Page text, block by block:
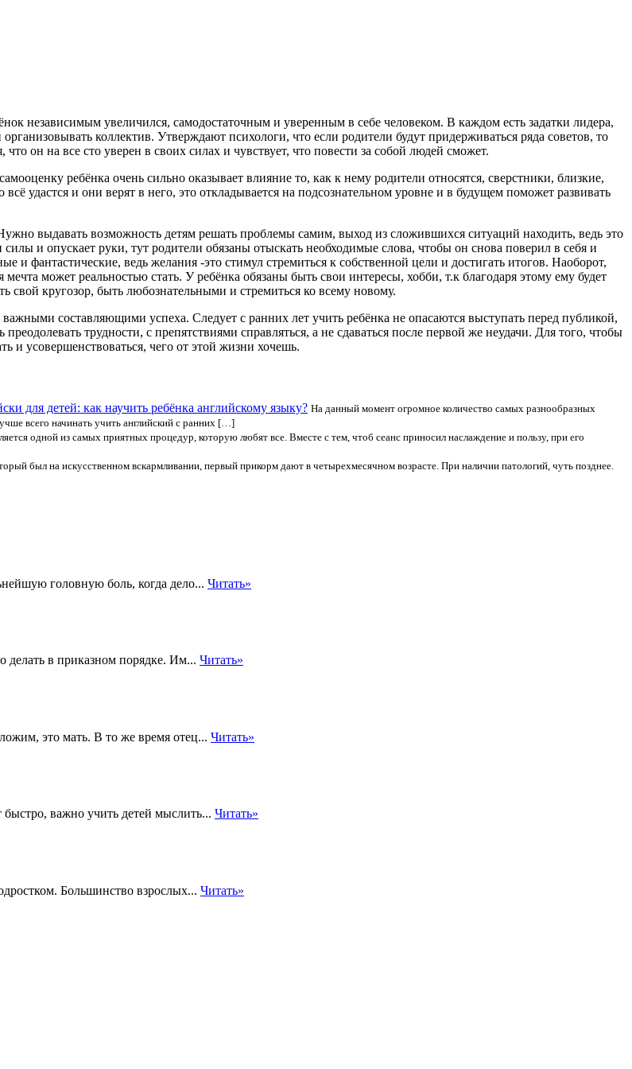
независимым увеличился, самодостаточным и уверенным в себе человеком. В каждом есть задатки лидера,
коллектив. Утверждают психологи, что если родители будут придерживаться ряда советов, то
он на все сто уверен в своих силах и чувствует, что повести за собой людей сможет.
ребёнка очень сильно оказывает влияние то, как к нему родители относятся, сверстники, близкие,
удастся и они верят в него, это откладывается на подсознательном уровне и в будущем поможет развивать
выдавать возможность детям решать проблемы самим, выход из сложившихся ситуаций находить, ведь это
и опускает руки, тут родители обязаны отыскать необходимые слова, чтобы он снова поверил в себя и
и фантастические, ведь желания -это стимул стремиться к собственной цели и достигать итогов. Наоборот,
может реальностью стать. У ребёнка обязаны быть свои интересы, хобби, т.к благодаря этому ему будет
свой кругозор, быть любознательными и стремиться ко всему новому.
составляющими успеха. Следует с ранних лет учить ребёнка не опасаются выступать перед публикой,
трудности, с препятствиями справляться, а не сдаваться после первой же неудачи. Для того, чтобы
и усовершенствоваться, чего от этой жизни хочешь.
для детей: как научить ребёнка английскому языку? На данный момент огромное количество самых разнообразных
всего начинать учить английский с ранних […]
одной из самых приятных процедур, которую любят все. Вместе с тем, чтоб сеанс приносил наслаждение и пользу, при его
был на искусственном вскармливании, первый прикорм дают в четырехмесячном возрасте. При наличии патологий, чуть позднее.
головную боль, когда дело... Читать»
делать в приказном порядке. Им... Читать»
это мать. В то же время отец... Читать»
важно учить детей мыслить... Читать»
Большинство взрослых... Читать»